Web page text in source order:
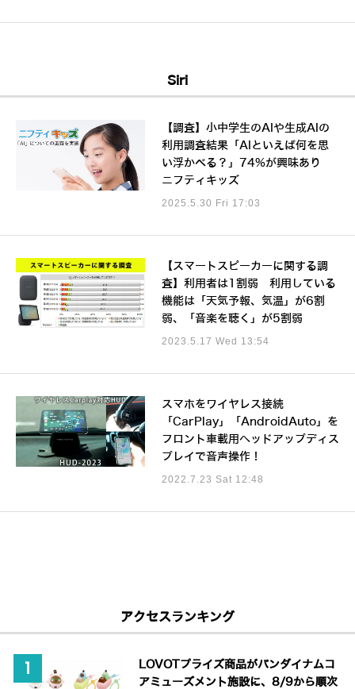
Siri
【調査】小中学生のAIや生成AIの
利用調査結果「AIといえば何を思
い浮かべる？」74%が興味あり
ニフティキッズ
2025.5.30 Fri 17:03
【スマートスピーカーに関する調
査】利用者は1割弱 利用している
機能は「天気予報、気温」が6割
弱、「音楽を聴く」が5割弱
2023.5.17 Wed 13:54
スマホをワイヤレス接続
「CarPlay」「AndroidAuto」を
フロント車載用ヘッドアップディス
プレイで音声操作！
2022.7.23 Sat 12:48
アクセスランキング
LOVOTプライズ商品がバンダイナムコ
アミューズメント施設に、8/9から順次